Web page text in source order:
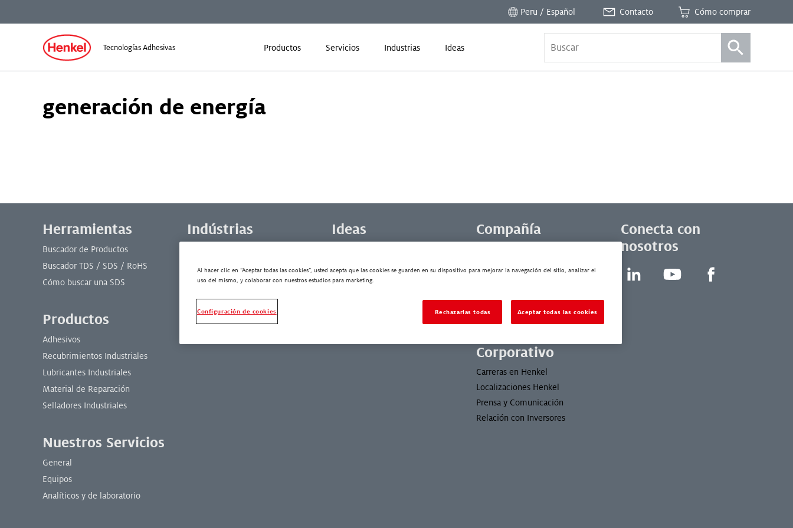
Peru / Español Contacto Cómo comprar
Tecnologías Adhesivas Productos Servicios Industrias Ideas
generación de energía
Herramientas
Buscador de Productos
Buscador TDS / SDS / RoHS
Cómo buscar una SDS
Productos
Adhesivos
Recubrimientos Industriales
Lubricantes Industriales
Material de Reparación
Selladores Industriales
Nuestros Servicios
General
Equipos
Analíticos y de laboratorio
Indústrias
Fabricación
Ideas
Certificados del Sistema de Gestión
Compañía
Sustenibilidad
Cómo comprar
Corporativo
Carreras en Henkel
Localizaciones Henkel
Prensa y Comunicación
Relación con Inversores
Conecta con
nosotros
LinkedIn YouTube Facebook
Al hacer clic en “Aceptar todas las cookies”, usted acepta que las cookies se guarden en su dispositivo para mejorar la navegación del sitio, analizar el
uso del mismo, y colaborar con nuestros estudios para marketing.
Configuración de cookies Rechazarlas todas Aceptar todas las cookies